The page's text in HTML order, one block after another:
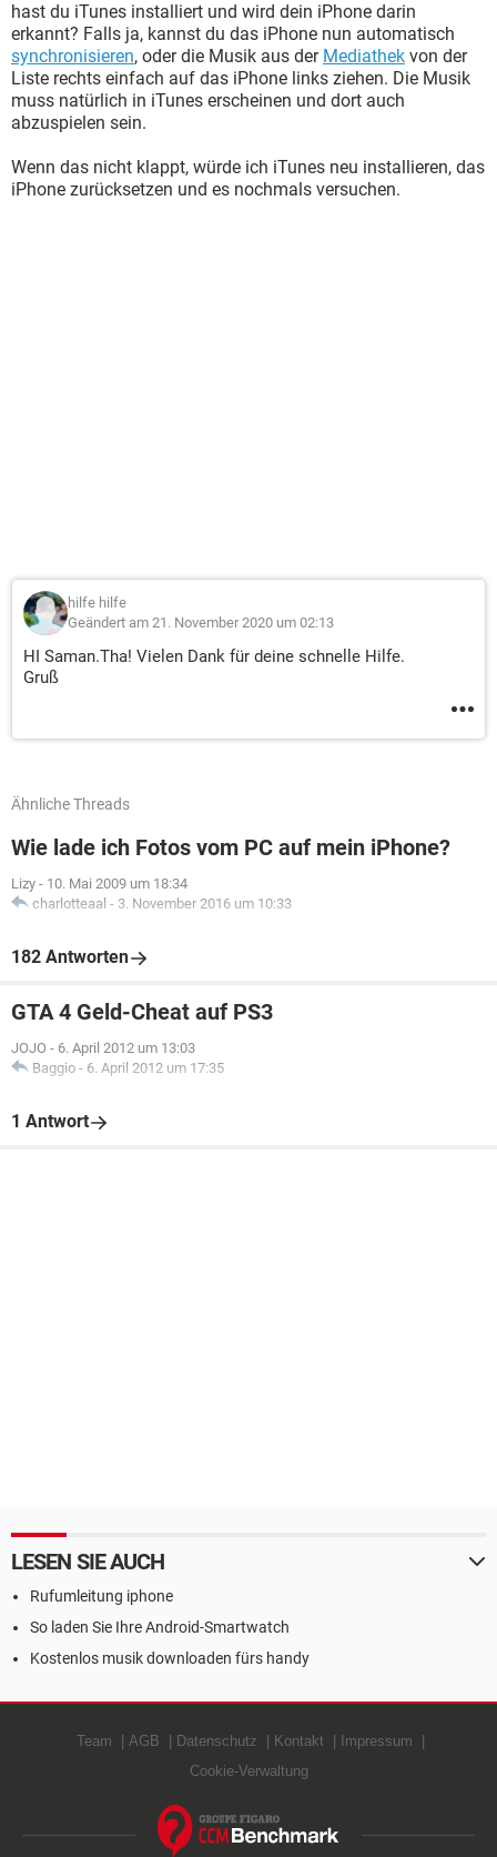
hast du iTunes installiert und wird dein iPhone darin
erkannt? Falls ja, kannst du das iPhone nun automatisch
synchronisieren, oder die Musik aus der Mediathek von der
Liste rechts einfach auf das iPhone links ziehen. Die Musik
muss natürlich in iTunes erscheinen und dort auch
abzuspielen sein.
Wenn das nicht klappt, würde ich iTunes neu installieren, das
iPhone zurücksetzen und es nochmals versuchen.
hilfe hilfe
Geändert am 21. November 2020 um 02:13
HI Saman.Tha! Vielen Dank für deine schnelle Hilfe.
Gruß
Ähnliche Threads
Wie lade ich Fotos vom PC auf mein iPhone?
Lizy - 10. Mai 2009 um 18:34
charlotteaal - 3. November 2016 um 10:33
182 Antworten
GTA 4 Geld-Cheat auf PS3
JOJO - 6. April 2012 um 13:03
Baggio - 6. April 2012 um 17:35
1 Antwort
LESEN SIE AUCH
Rufumleitung iphone
So laden Sie Ihre Android-Smartwatch
Kostenlos musik downloaden fürs handy
Team AGB Datenschutz Kontakt
Impressum
Cookie-Verwaltung